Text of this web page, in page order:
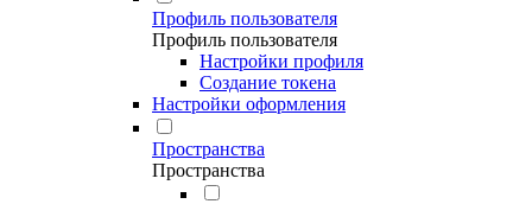
Профиль пользователя
Профиль пользователя
Настройки профиля
Создание токена
Настройки оформления
Пространства
Пространства